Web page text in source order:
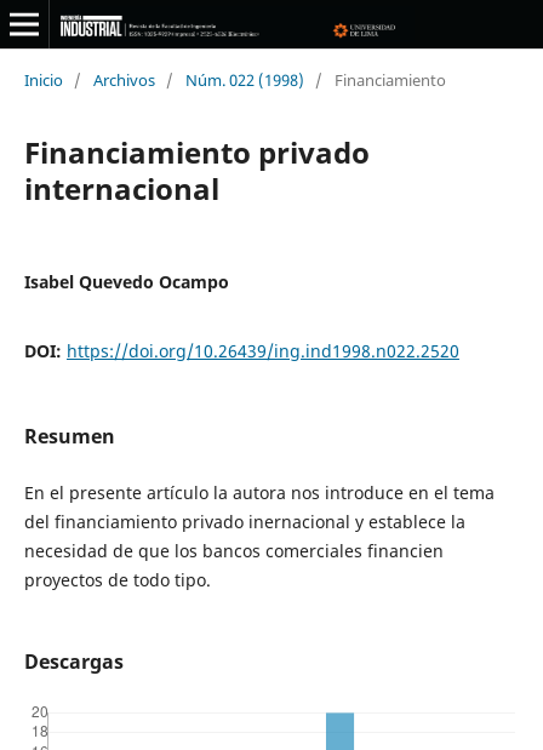
Inicio / Archivos / Núm. 022 (1998) / Financiamiento
Financiamiento privado
internacional
Isabel Quevedo Ocampo
DOI: https://doi.org/10.26439/ing.ind1998.n022.2520
Resumen
En el presente artículo la autora nos introduce en el tema
del financiamiento privado inernacional y establece la
necesidad de que los bancos comerciales financien
proyectos de todo tipo.
Descargas